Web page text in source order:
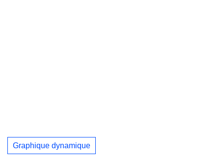
Graphique dynamique